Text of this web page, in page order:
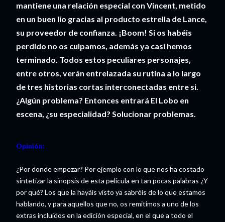
mantiene una relación especial con Vincent, metido
en un buen lío gracias al producto estrella de Lance,
su proveedor de confianza. ¡Boom! Si os habéis
perdido no os culpamos, además ya casi hemos
terminado. Todos estos peculiares personajes,
entre otros, verán entrelazada su rutina a lo largo
de tres historias cortas interconectadas entre si.
¿Algún problema? Entonces entrará El Lobo en
escena, ¿su especialidad? Solucionar problemas.
Opinión:
¿Por donde empezar? Por ejemplo con lo que nos ha costado
sintetizar la sinopsis de esta película en tan pocas palabras ¿Y
por qué? Los que la hayáis visto ya sabréis de lo que estamos
hablando, y para aquellos que no, os remitimos a uno de los
extras incluidos en la edición especial, en el que a todo el